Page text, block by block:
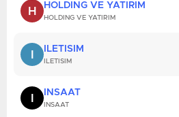
H HOLDING VE YATIRIM
HOLDING VE YATIRIM
ILETISIM
ILETISIM
INSAAT
INSAAT